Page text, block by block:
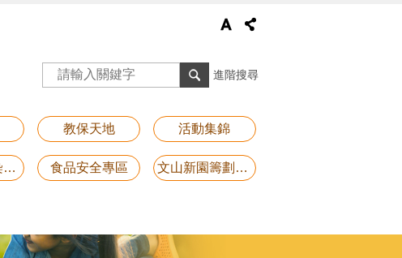
進階搜尋
教保天地 活動集錦
嚴重特殊傳染性肺炎防疫專區 食品安全專區 文山新園籌劃專區